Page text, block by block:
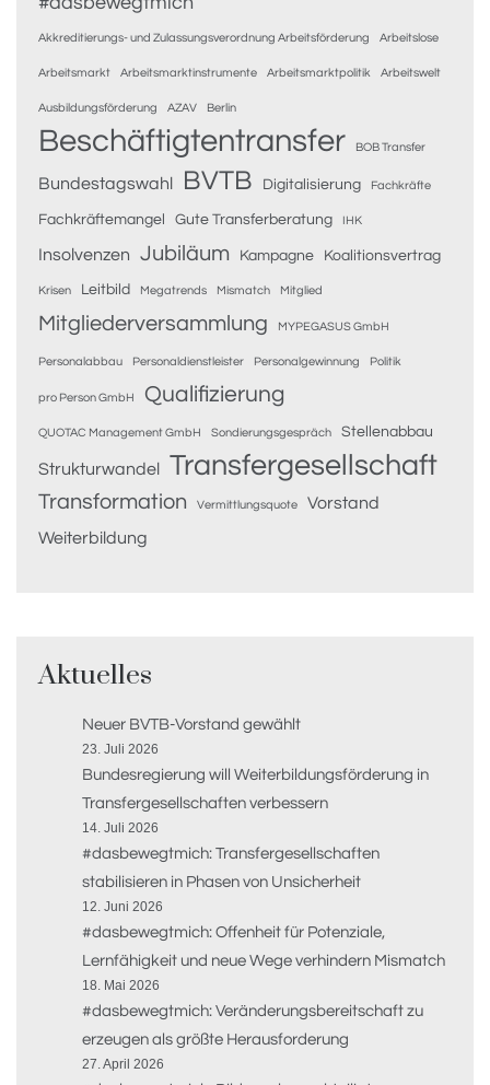
Akkreditierungs- und Zulassungsverordnung Arbeitsförderung Arbeitslose
Arbeitsmarkt Arbeitsmarktinstrumente Arbeitsmarktpolitik Arbeitswelt
Ausbildungsförderung AZAV Berlin
Beschäftigtentransfer BOB Transfer
Bundestagswahl BVTB Digitalisierung Fachkräfte
Fachkräftemangel Gute Transferberatung IHK
Insolvenzen Jubiläum Kampagne Koalitionsvertrag
Krisen Leitbild Megatrends Mismatch Mitglied
Mitgliederversammlung MYPEGASUS GmbH
Personalabbau Personaldienstleister Personalgewinnung Politik
pro Person GmbH Qualifizierung
QUOTAC Management GmbH Sondierungsgespräch Stellenabbau
Strukturwandel Transfergesellschaft
Transformation Vermittlungsquote
Vorstand
Weiterbildung
Aktuelles
Neuer BVTB-Vorstand gewählt
23. Juli 2026
Bundesregierung will Weiterbildungsförderung in
Transfergesellschaften verbessern
14. Juli 2026
#dasbewegtmich: Transfergesellschaften
stabilisieren in Phasen von Unsicherheit
12. Juni 2026
#dasbewegtmich: Offenheit für Potenziale,
Lernfähigkeit und neue Wege verhindern Mismatch
18. Mai 2026
#dasbewegtmich: Veränderungsbereitschaft zu
erzeugen als größte Herausforderung
27. April 2026